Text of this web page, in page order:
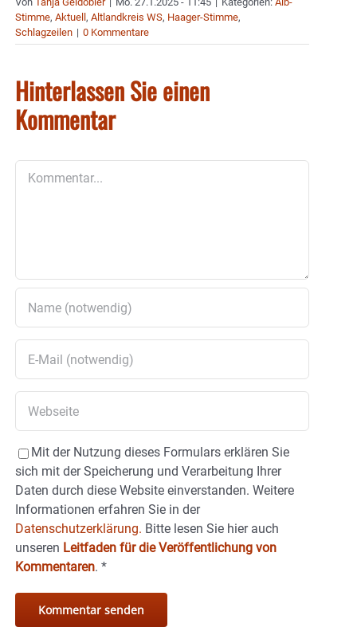
Stimme, Aktuell , Altlandkreis WS, Haager-Stimme,
Schlagzeilen | 0 Kommentare
Hinterlassen Sie einen
Kommentar
Mit der Nutzung dieses Formulars erklären Sie
sich mit der Speicherung und Verarbeitung Ihrer
Daten durch diese Website einverstanden. Weitere
Informationen erfahren Sie in der
Datenschutzerklärung. Bitte lesen Sie hier auch
unseren Leitfaden für die Veröffentlichung von
Kommentaren. *